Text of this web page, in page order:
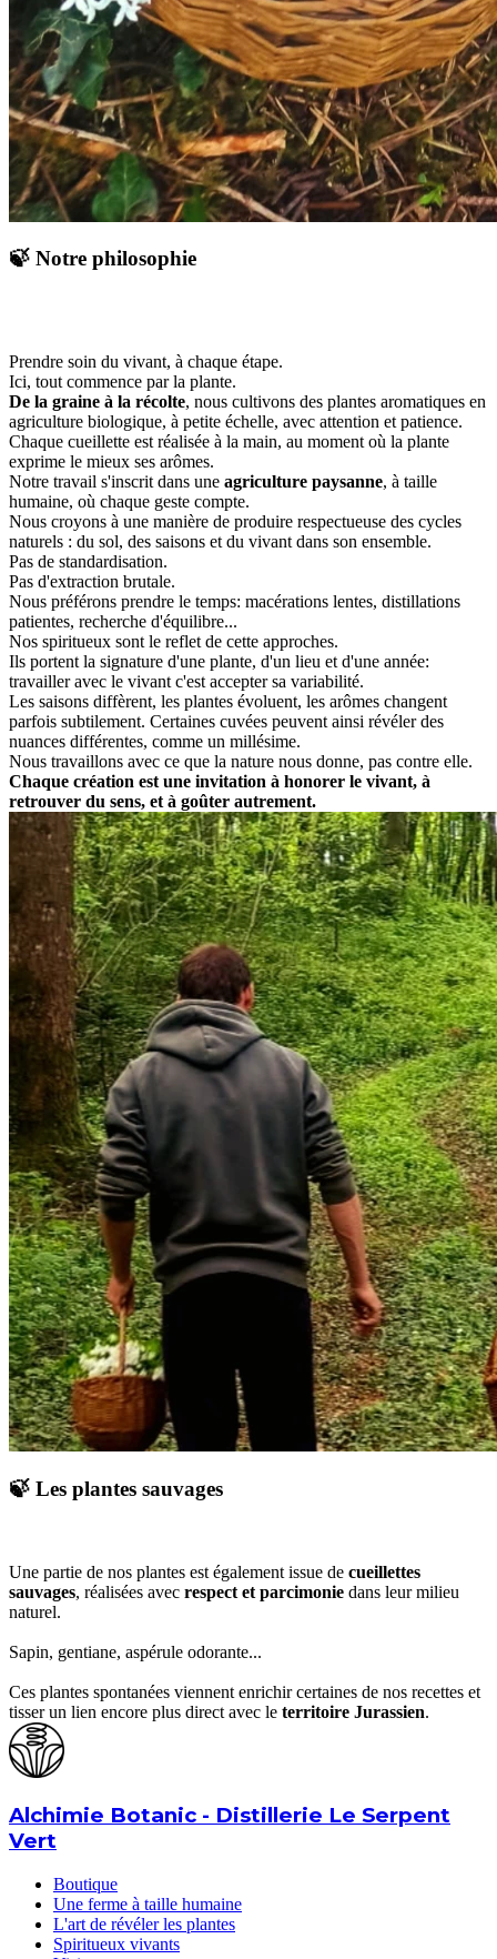
🍃 Notre philosophie
Prendre soin du vivant, à chaque étape.
Ici, tout commence par la plante.
De la graine à la récolte, nous cultivons des plantes aromatiques en
agriculture biologique, à petite échelle, avec attention et patience.
Chaque cueillette est réalisée à la main, au moment où la plante
exprime le mieux ses arômes.
Notre travail s'inscrit dans une agriculture paysanne, à taille
humaine, où chaque geste compte.
Nous croyons à une manière de produire respectueuse des cycles
naturels : du sol, des saisons et du vivant dans son ensemble.
Pas de standardisation.
Pas d'extraction brutale.
Nous préférons prendre le temps: macérations lentes, distillations
patientes, recherche d'équilibre...
Nos spiritueux sont le reflet de cette approches.
Ils portent la signature d'une plante, d'un lieu et d'une année:
travailler avec le vivant c'est accepter sa variabilité.
Les saisons diffèrent, les plantes évoluent, les arômes changent
parfois subtilement. Certaines cuvées peuvent ainsi révéler des
nuances différentes, comme un millésime.
Nous travaillons avec ce que la nature nous donne, pas contre elle.
Chaque création est une invitation à honorer le vivant, à
retrouver du sens, et à goûter autrement.
🍃 Les plantes sauvages
Une partie de nos plantes est également issue de cueillettes
sauvages, réalisées avec respect et parcimonie dans leur milieu
naturel.
Sapin, gentiane, aspérule odorante...
Ces plantes spontanées viennent enrichir certaines de nos recettes et
tisser un lien encore plus direct avec le territoire Jurassien.
Alchimie Botanic - Distillerie Le Serpent
Vert
Boutique
Une ferme à taille humaine
L'art de révéler les plantes
Spiritueux vivants